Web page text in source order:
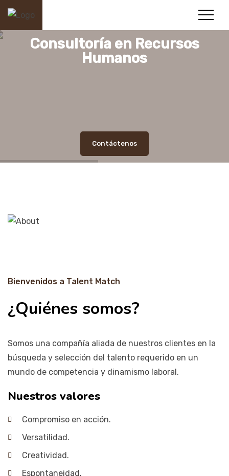
Consultoría en Recursos
Humanos
Contáctenos
Bienvenidos a Talent Match
¿Quiénes somos?
Somos una compañía aliada de nuestros clientes en la
búsqueda y selección del talento requerido en un
mundo de competencia y dinamismo laboral.
Nuestros valores
Compromiso en acción.
Versatilidad.
Creatividad.
Espontaneidad.